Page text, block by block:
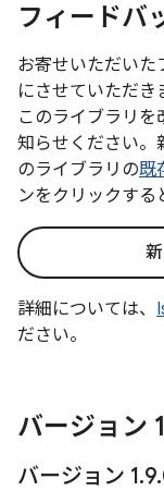
フィードバ
お寄せいただい
にさせていただき
このライブラリ
知らせください。
のライブラリの既
ンをクリックする
詳細については、
ださい。
バージョン 1
バージョン 1.9.